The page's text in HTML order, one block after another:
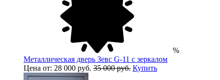
%
Металлическая дверь Зевс G-11 с зеркалом
Цена от: 28 000 руб. 35 000 руб. Купить